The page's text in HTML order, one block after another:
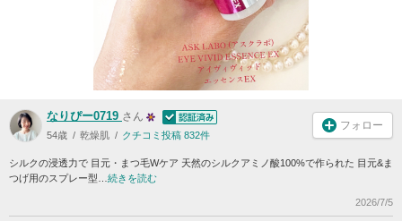
なりぴー0719 さん
54歳 乾燥肌 クチコミ投稿 832件
フォロー
シルクの浸透力で 目元・まつ毛Wケア 天然のシルクアミノ酸100%で作られた 目元&ま
つげ用のスプレー型… 続きを読む
2026/7/5